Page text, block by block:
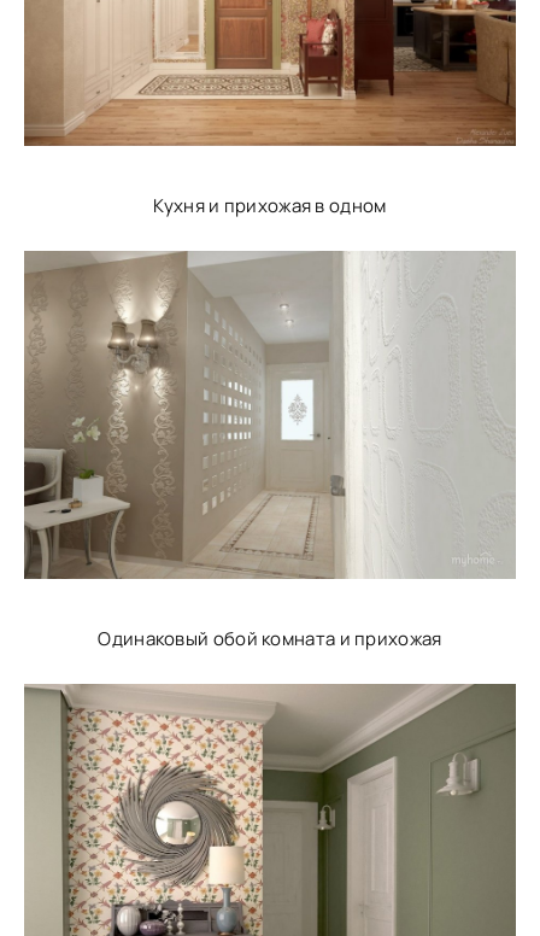
Кухня и прихожая в одном
Одинаковый обой комната и прихожая